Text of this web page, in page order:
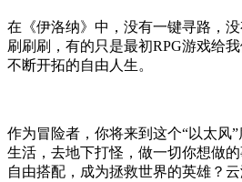
在《伊洛纳》中，没有一键寻路，
刷刷刷，有的只是最初RPG游戏给
不断开拓的自由人生。
作为冒险者，你将来到这个“以太风
生活，去地下打怪，做一切你想做
自由搭配，成为拯救世界的英雄？